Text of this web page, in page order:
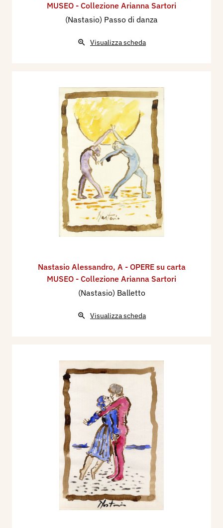
MUSEO - Collezione Arianna Sartori
(Nastasio) Passo di danza
Visualizza scheda
Nastasio Alessandro, A - OPERE su carta
MUSEO - Collezione Arianna Sartori
(Nastasio) Balletto
Visualizza scheda